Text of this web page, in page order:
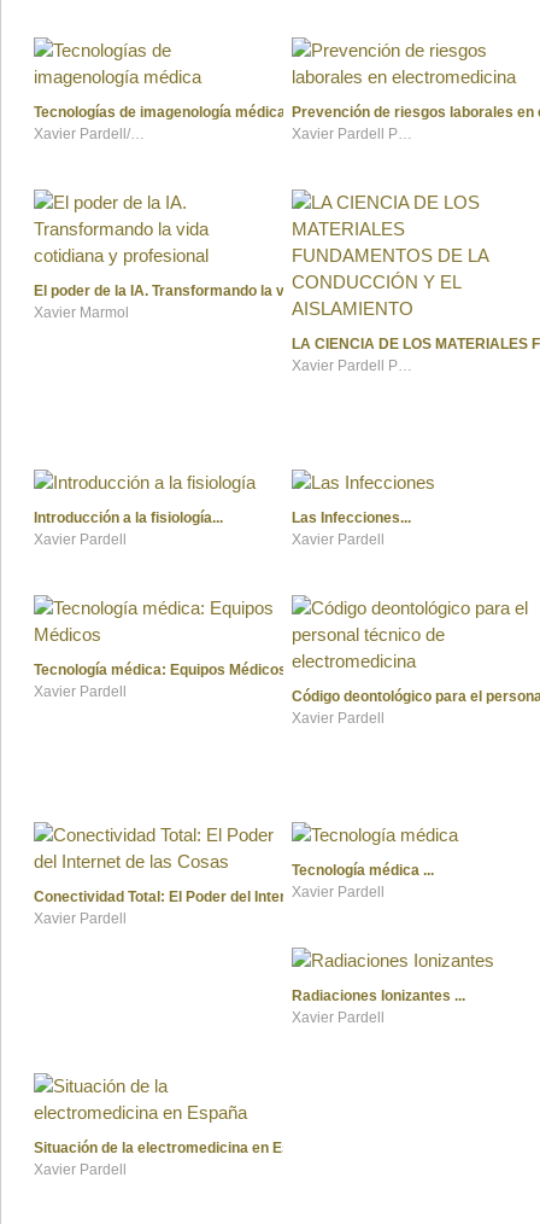
Tecnologías de imagenología médica
Xavier Pardell/Carlos Ontiveros
Prevención de riesgos laborales
Xavier Pardell Peña /Carlos Ontiveros
El poder de la IA. Transformando la vida cotidiana y profesional
Xavier Marmol
LA CIENCIA DE LOS MATERIALES
Xavier Pardell Peña
Introducción a la fisiología
Xavier Pardell
Las Infecciones
Xavier Pardell
Tecnología médica: Equipos Médicos
Xavier Pardell
Código deontológico para el
Xavier Pardell
Conectividad Total: El Poder del Internet de las Cosas
Xavier Pardell
Tecnología médica
Xavier Pardell
Radiaciones Ionizantes
Xavier Pardell
Situación de la electromedicina en España
Xavier Pardell